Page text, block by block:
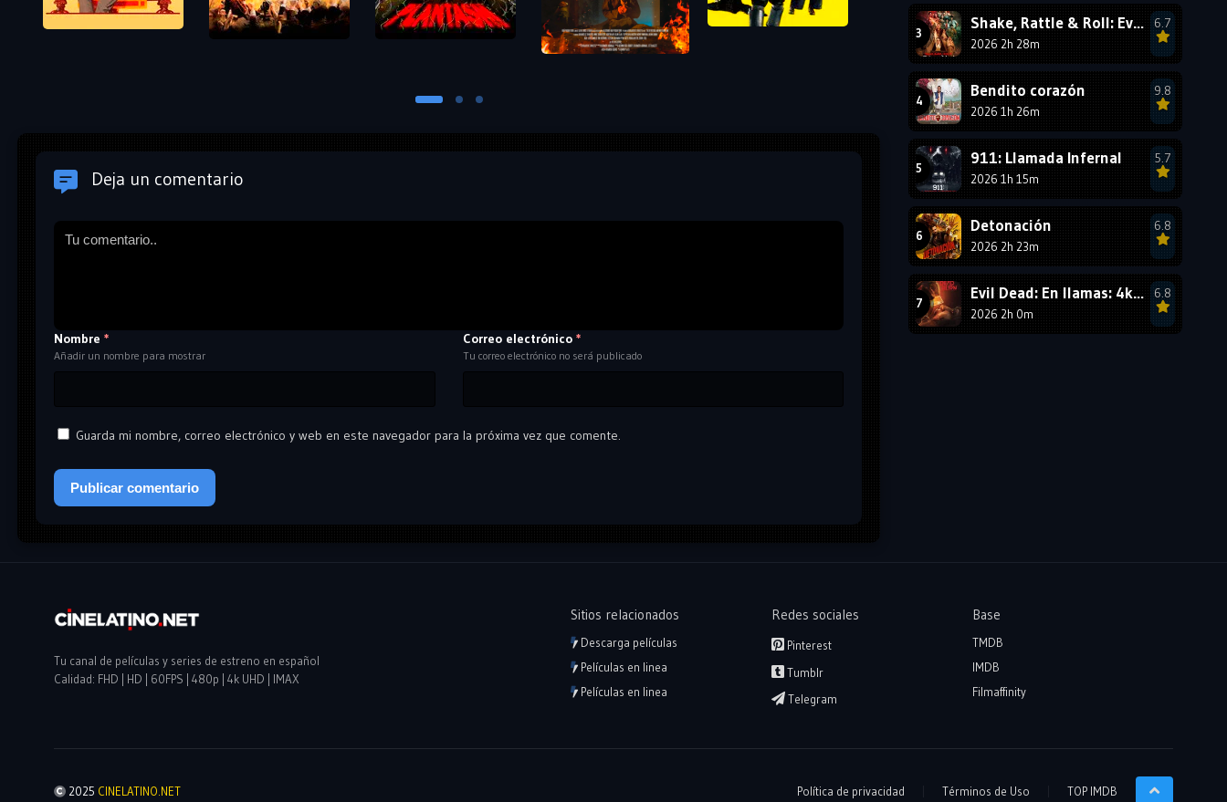
Deja un comentario
Nombre *
Añadir un nombre para mostrar
Correo electrónico *
Tu correo electrónico no será publicado
Guarda mi nombre, correo electrónico y web en este navegador para la próxima vez que comente.
1987
1984 1983
1978
Shake, Rattle & Roll: Evil Origins
2026 2h 28m
6.7
Bendito corazón
2026 1h 26m
9.8
911: Llamada Infernal
2026 1h 15m
5.7
Detonación
2026 2h 23m
6.8
Evil Dead: En llamas: 4k HDR10 - VIP
2026 2h 0m
6.8
Sitios relacionados
Descarga películas
Películas en linea
Películas en linea
Redes sociales
Pinterest
Tumblr
Telegram
Base
TMDB
IMDB
Filmaffinity
Tu canal de películas y series de estreno en español
Calidad: FHD | HD | 60FPS | 480p | 4k UHD | IMAX
2025 CINELATINO.NET Política de privacidad Términos de Uso TOP IMDB